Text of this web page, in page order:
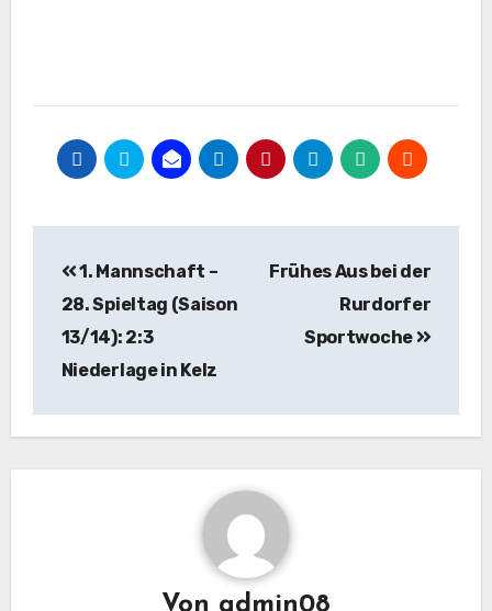
1. Mannschaft –
28. Spieltag (Saison
13/14): 2:3
Niederlage in Kelz
Frühes Aus bei der
Rurdorfer
Sportwoche
Von admin08